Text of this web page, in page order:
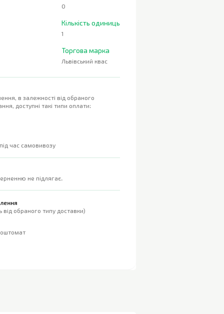
0
Кількість одиниць
1
Торгова марка
Львівський квас
в залежності від обраного
доступні такі типи оплати:
час самовивозу
не підлягає.
обраного типу доставки)